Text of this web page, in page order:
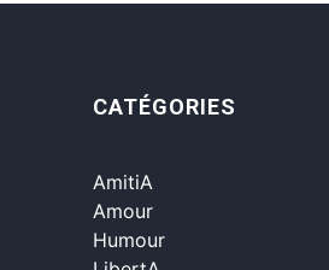
CATÉGORIES
AmitiA
Amour
Humour